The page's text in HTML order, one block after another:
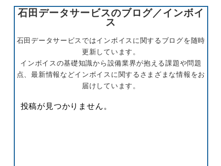
石田データサービスのブログ／インボイ
ス
石田データサービスではインボイスに関するブログを随時
更新しています。
インボイスの基礎知識から設備業界が抱える課題や問題
点、最新情報などインボイスに関するさまざまな情報をお
届けしています。
投稿が見つかりません。